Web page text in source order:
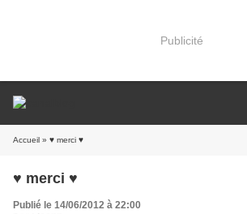
Publicité
Accueil » ♥ merci ♥
♥ merci ♥
Publié le 14/06/2012 à 22:00